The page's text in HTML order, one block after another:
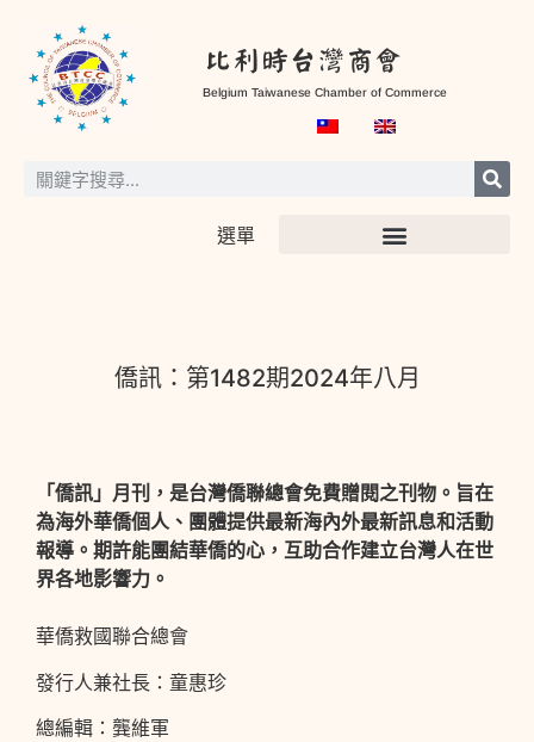
比利時台灣商會
Belgium Taiwanese Chamber of Commerce
選單
僑訊：第1482期2024年八月
「僑訊」月刊，是台灣僑聯總會免費贈閱之刊物。旨在
為海外華僑個人、團體提供最新海內外最新訊息和活動
報導。期許能團結華僑的心，互助合作建立台灣人在世
界各地影響力。
華僑救國聯合總會
發行人兼社長：童惠珍
總編輯：龔維軍